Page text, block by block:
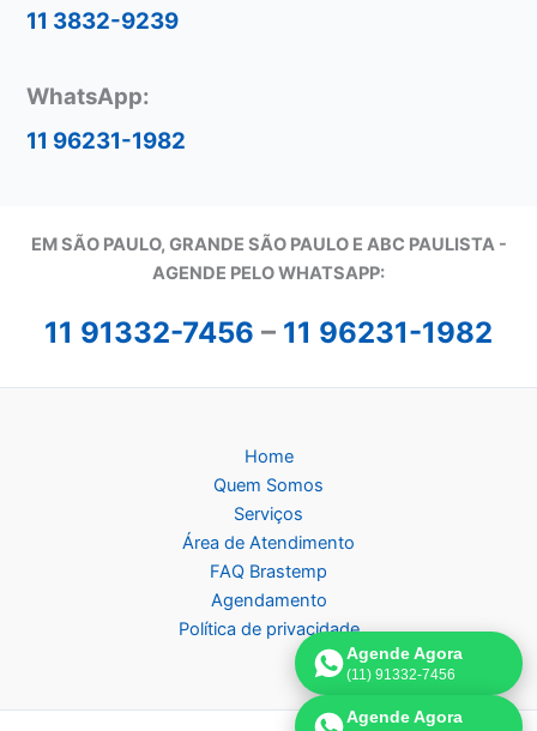
11 3832-9239
WhatsApp:
11 96231-1982
EM SÃO PAULO, GRANDE SÃO PAULO E ABC PAULISTA -
AGENDE PELO WHATSAPP:
11 91332-7456 – 11 96231-1982
Home
Quem Somos
Serviços
Área de Atendimento
FAQ Brastemp
Agendamento
Política de privacidade
Agende Agora
(11) 91332-7456
Agende Agora